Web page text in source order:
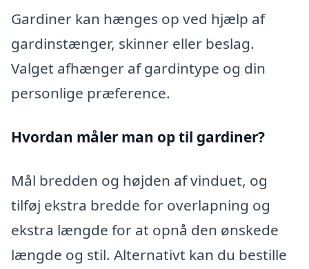
Gardiner kan hænges op ved hjælp af
gardinstænger, skinner eller beslag.
Valget afhænger af gardintype og din
personlige præference.
Hvordan måler man op til gardiner?
Mål bredden og højden af vinduet, og
tilføj ekstra bredde for overlapning og
ekstra længde for at opnå den ønskede
længde og stil. Alternativt kan du bestille